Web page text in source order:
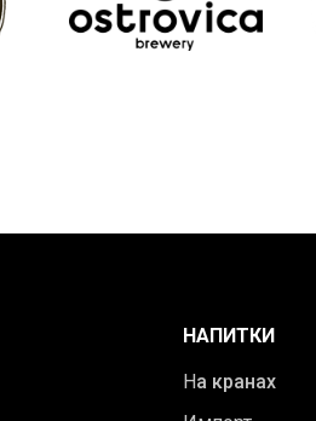
НАПИТКИ
На кранах